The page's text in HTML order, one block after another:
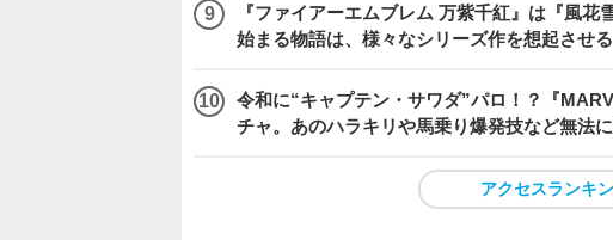
『ファイアーエムブレム 万紫千紅』は『風
始まる物語は、様々なシリーズ作を想起させる
令和に“キャプテン・サワダ”パロ！？『
チャ。あのハラキリや馬乗り爆発技など無法
アクセスランキ